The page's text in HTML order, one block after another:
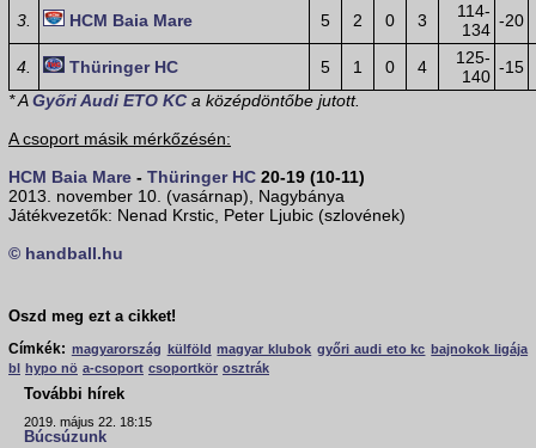
3. HCM Baia Mare 5 2 0 3
114-
134 -20
4. Thüringer HC 5 1 0 4
125-
140 -15
* AGyőri Audi ETO KC a középdöntőbe jutott.
A csoport másik mérkőzésén:
HCM Baia Mare - Thüringer HC 20-19 (10-11)
2013. november 10. (vasárnap), Nagybánya
Játékvezetők: Nenad Krstic, Peter Ljubic (szlovének)
© handball.hu
Oszd meg ezt a cikket!
Címkék: magyarország külföld magyar klubok győri audi eto kc bajnokok ligája
bl hypo nö a-csoport csoportkör osztrák
További hírek
2019. május 22. 18:15
Búcsúzunk